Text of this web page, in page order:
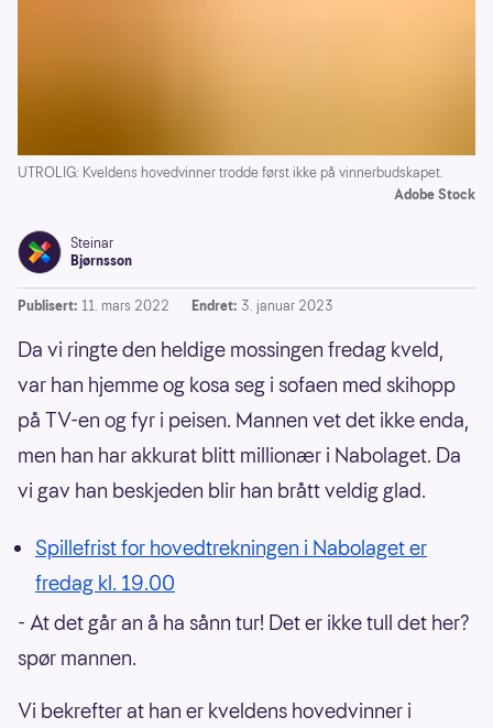
UTROLIG: Kveldens hovedvinner trodde først ikke på vinnerbudskapet.
Adobe Stock
Steinar
Bjørnsson
Publisert: 11. mars 2022 Endret: 3. januar 2023
Da vi ringte den heldige mossingen fredag kveld,
var han hjemme og kosa seg i sofaen med skihopp
på TV-en og fyr i peisen. Mannen vet det ikke enda,
men han har akkurat blitt millionær i Nabolaget. Da
vi gav han beskjeden blir han brått veldig glad.
Spillefrist for hovedtrekningen i Nabolaget er
fredag kl. 19.00
- At det går an å ha sånn tur! Det er ikke tull det her?
spør mannen.
Vi bekrefter at han er kveldens hovedvinner i